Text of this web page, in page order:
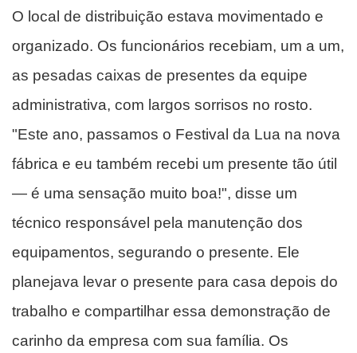
O local de distribuição estava movimentado e
organizado. Os funcionários recebiam, um a um,
as pesadas caixas de presentes da equipe
administrativa, com largos sorrisos no rosto.
"Este ano, passamos o Festival da Lua na nova
fábrica e eu também recebi um presente tão útil
— é uma sensação muito boa!", disse um
técnico responsável pela manutenção dos
equipamentos, segurando o presente. Ele
planejava levar o presente para casa depois do
trabalho e compartilhar essa demonstração de
carinho da empresa com sua família. Os